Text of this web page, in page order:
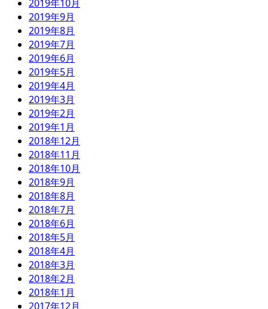
2019年10月
2019年9月
2019年8月
2019年7月
2019年6月
2019年5月
2019年4月
2019年3月
2019年2月
2019年1月
2018年12月
2018年11月
2018年10月
2018年9月
2018年8月
2018年7月
2018年6月
2018年5月
2018年4月
2018年3月
2018年2月
2018年1月
2017年12月